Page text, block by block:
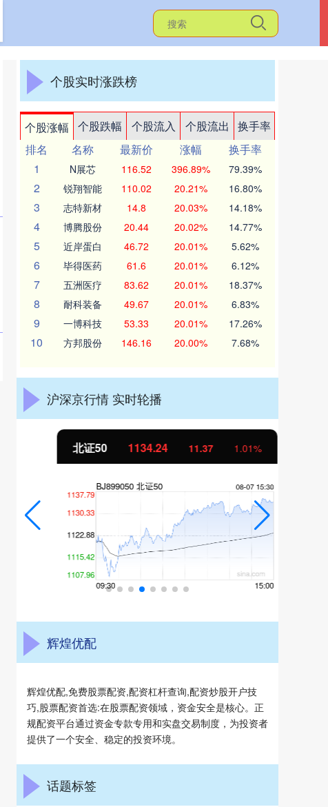
个股实时涨跌榜
个股涨幅 个股跌幅 个股流入 个股流出
换手率
排名
名称 最新价 涨幅
换手率
1
N展芯 116.52 396.89% 79.39%
2 锐翔智能 110.02 20.21% 16.80%
3 志特新材 14.8 20.03% 14.18%
4 博腾股份 20.44 20.02% 14.77%
5 近岸蛋白 46.72 20.01% 5.62%
6 毕得医药 61.6 20.01% 6.12%
7 五洲医疗 83.62 20.01% 18.37%
8 耐科装备 49.67 20.01% 6.83%
9 一博科技 53.33 20.01% 17.26%
10 方邦股份 146.16 20.00% 7.68%
沪深京行情 实时轮播
北证50 1134.24 11.37 1.01%
辉煌优配
辉煌优配,免费股票配资,配资杠杆查询,配资炒股开户技
巧,股票配资首选:在股票配资领域，资金安全是核心。正
规配资平台通过资金专款专用和实盘交易制度，为投资者
提供了一个安全、稳定的投资环境。
话题标签